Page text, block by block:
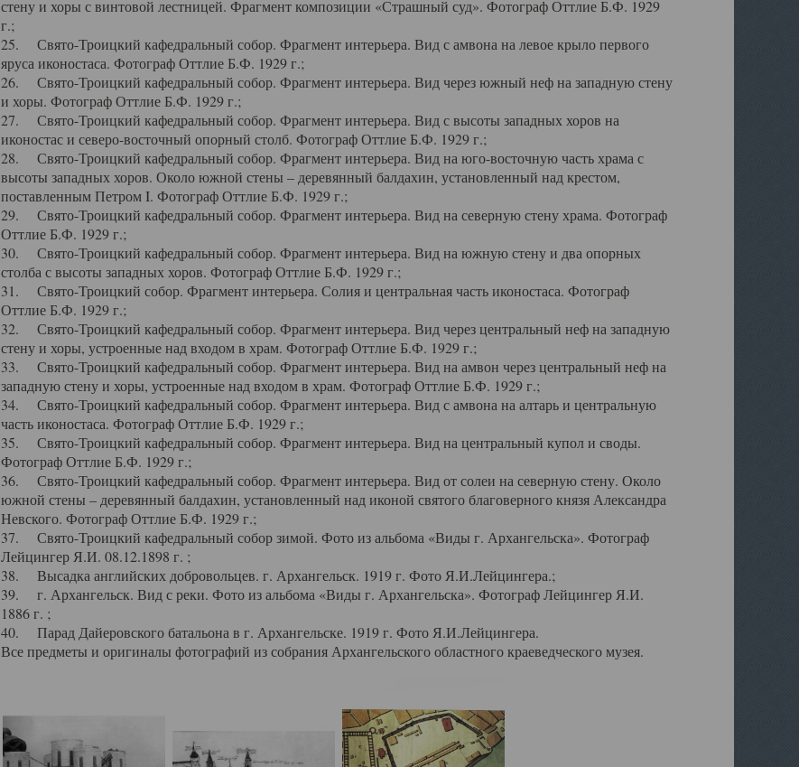
стену и хоры с винтовой лестницей. Фрагмент композиции «Страшный суд». Фотограф Оттлие Б.Ф. 1929
г.;
25. Свято-Троицкий кафедральный собор. Фрагмент интерьера. Вид с амвона на левое крыло первого
яруса иконостаса. Фотограф Оттлие Б.Ф. 1929 г.;
26. Свято-Троицкий кафедральный собор. Фрагмент интерьера. Вид через южный неф на западную стену
и хоры. Фотограф Оттлие Б.Ф. 1929 г.;
27. Свято-Троицкий кафедральный собор. Фрагмент интерьера. Вид с высоты западных хоров на
иконостас и северо-восточный опорный столб. Фотограф Оттлие Б.Ф. 1929 г.;
28. Свято-Троицкий кафедральный собор. Фрагмент интерьера. Вид на юго-восточную часть храма с
высоты западных хоров. Около южной стены – деревянный балдахин, установленный над крестом,
поставленным Петром I. Фотограф Оттлие Б.Ф. 1929 г.;
29. Свято-Троицкий кафедральный собор. Фрагмент интерьера. Вид на северную стену храма. Фотограф
Оттлие Б.Ф. 1929 г.;
30. Свято-Троицкий кафедральный собор. Фрагмент интерьера. Вид на южную стену и два опорных
столба с высоты западных хоров. Фотограф Оттлие Б.Ф. 1929 г.;
31. Свято-Троицкий собор. Фрагмент интерьера. Солия и центральная часть иконостаса. Фотограф
Оттлие Б.Ф. 1929 г.;
32. Свято-Троицкий кафедральный собор. Фрагмент интерьера. Вид через центральный неф на западную
стену и хоры, устроенные над входом в храм. Фотограф Оттлие Б.Ф. 1929 г.;
33. Свято-Троицкий кафедральный собор. Фрагмент интерьера. Вид на амвон через центральный неф на
западную стену и хоры, устроенные над входом в храм. Фотограф Оттлие Б.Ф. 1929 г.;
34. Свято-Троицкий кафедральный собор. Фрагмент интерьера. Вид с амвона на алтарь и центральную
часть иконостаса. Фотограф Оттлие Б.Ф. 1929 г.;
35. Свято-Троицкий кафедральный собор. Фрагмент интерьера. Вид на центральный купол и своды.
Фотограф Оттлие Б.Ф. 1929 г.;
36. Свято-Троицкий кафедральный собор. Фрагмент интерьера. Вид от солеи на северную стену. Около
южной стены – деревянный балдахин, установленный над иконой святого благоверного князя Александра
Невского. Фотограф Оттлие Б.Ф. 1929 г.;
37. Свято-Троицкий кафедральный собор зимой. Фото из альбома «Виды г. Архангельска». Фотограф
Лейцингер Я.И. 08.12.1898 г. ;
38. Высадка английских добровольцев. г. Архангельск. 1919 г. Фото Я.И.Лейцингера.;
39. г. Архангельск. Вид с реки. Фото из альбома «Виды г. Архангельска». Фотограф Лейцингер Я.И.
1886 г. ;
40. Парад Дайеровского батальона в г. Архангельске. 1919 г. Фото Я.И.Лейцингера.
Все предметы и оригиналы фотографий из собрания Архангельского областного краеведческого музея.